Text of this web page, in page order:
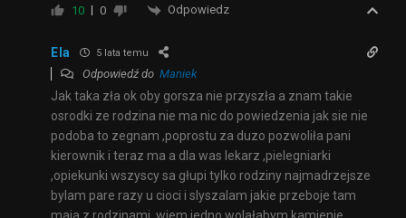
10 0 Odpowiedz
Ela 5 lata temu
Odpowiedź do Maniek
Jak taka zła ok oby gorsza nie przyszła a znam takie
osrodki ze rodzina nie ma nic do powiedzenia jak sie nie
podoba to zegnam ,poprostu za duzo pozwoliła pani
kierownik i teraz ma a dla was lekarz ,pielegniarki
,opiekunki wszyscy sa głupi tylko rodziny najmadrzejsze
bylam pare razy u cioci i slyszalam jakie przeboje tam
maja z rodzinami ,wiem jedno wolałabym kamienie